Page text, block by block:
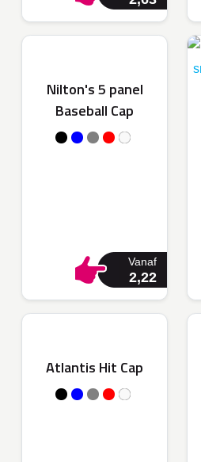
Nilton's 5 panel
Baseball Cap
Vanaf
2,22
Atlantis Hit Cap